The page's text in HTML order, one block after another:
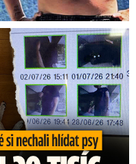
cizí ženy!